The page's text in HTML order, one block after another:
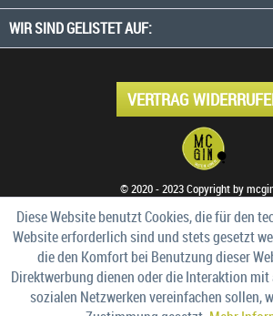
WIR SIND GELISTET AUF:
VERTRAG
© 2020 - 2023 Copyright by
Diese Website benutzt Cookies, die für den
Website erforderlich sind und stets gesetzt
die den Komfort bei Benutzung dieser
Direktwerbung dienen oder die Interaktion mit
sozialen Netzwerken vereinfachen sollen,